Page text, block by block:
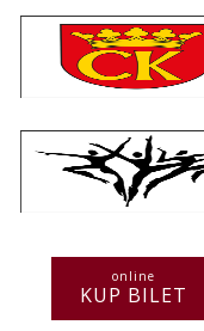
online
KUP BILET
Repertuar